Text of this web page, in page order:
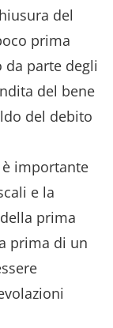
del
prima
parte degli
del bene
del debito
è importante
e la
prima
prima di un